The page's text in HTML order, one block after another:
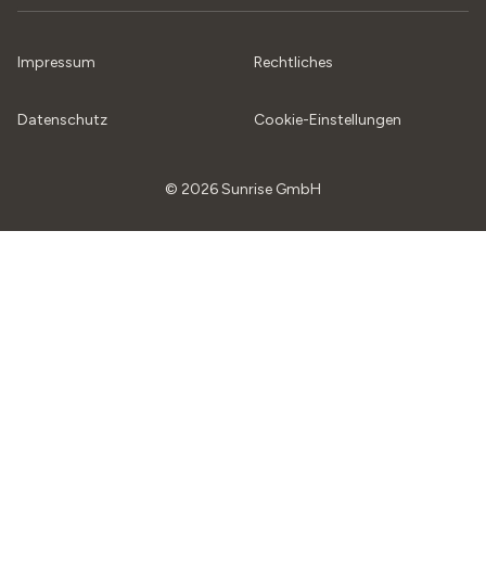
© 2026 Sunrise GmbH
Impressum Rechtliches
Datenschutz Cookie-Einstellungen